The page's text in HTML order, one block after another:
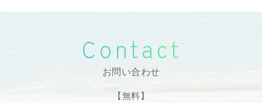
Contact
お問い合わせ
【無料】